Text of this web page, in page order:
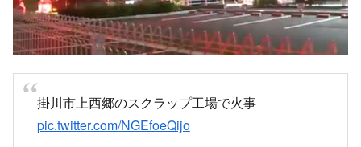
掛川市上西郷のスクラップ工場で火事
pic.twitter.com/NGEfoeQijo